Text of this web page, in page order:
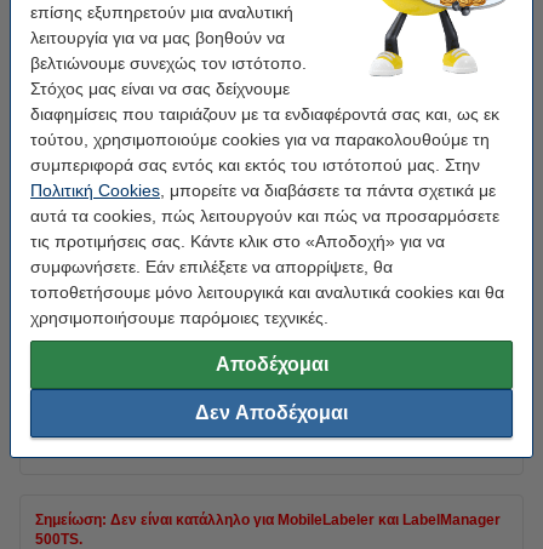
επίσης εξυπηρετούν μια αναλυτική
λειτουργία για να μας βοηθούν να
βελτιώνουμε συνεχώς τον ιστότοπο.
Στόχος μας είναι να σας δείχνουμε
διαφημίσεις που ταιριάζουν με τα ενδιαφέροντά σας και, ως εκ
τούτου, χρησιμοποιούμε cookies για να παρακολουθούμε τη
συμπεριφορά σας εντός και εκτός του ιστότοπού μας. Στην
Πολιτική Cookies , μπορείτε να διαβάσετε τα πάντα σχετικά με
αυτά τα cookies, πώς λειτουργούν και πώς να προσαρμόσετε
τις προτιμήσεις σας. Κάντε κλικ στο «Αποδοχή» για να
συμφωνήσετε. Εάν επιλέξετε να απορρίψετε, θα
τοποθετήσουμε μόνο λειτουργικά και αναλυτικά cookies και θα
χρησιμοποιήσουμε παρόμοιες τεχνικές.
Αποδέχομαι
Δεν Αποδέχομαι
Χαρακτηριστικά
Χρήση: πολυλειτουργικό
Χρώμα κειμένου: Μαύρο
Χρώμα ταινίας: Μπλε
Διαστάσεις: 24 mm x 7 m
Μάρκα: 123ink
Κατηγορία: αυτοκόλλητο
Κωδικός πρ.: 088429
53716
Σημείωση: Δεν είναι κατάλληλο για MobileLabeler και LabelManager
500TS.